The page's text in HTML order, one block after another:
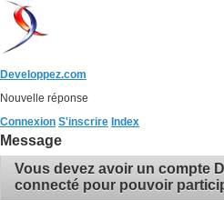
Developpez.com
Nouvelle réponse
Connexion S'inscrire Index
Message
Vous devez avoir un compte
connecté pour pouvoir